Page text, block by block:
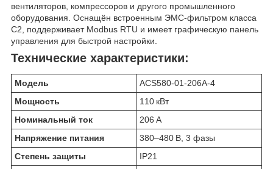
вентиляторов, компрессоров и другого промышленного
оборудования. Оснащён встроенным ЭМС-фильтром класса
C2, поддерживает Modbus RTU и имеет графическую панель
управления для быстрой настройки.
Технические характеристики:
Модель
ACS580-01-206A-4
Мощность
110 кВт
Номинальный ток
206 А
Напряжение питания
380–480 В, 3 фазы
Степень защиты
IP21